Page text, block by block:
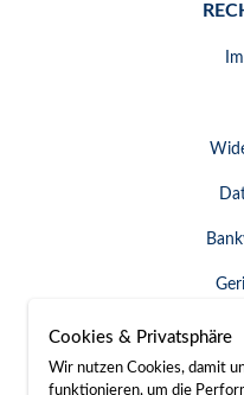
Cookies & Privatsphäre
Wir nutzen Cookies, damit
funktionieren, um die